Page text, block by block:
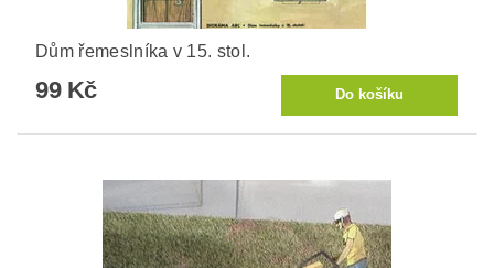
Dům řemeslníka v 15. stol.
99 Kč